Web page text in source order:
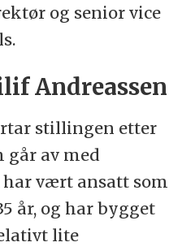
og senior vice
Andreassen
stillingen etter
går av med
har vært ansatt som
år, og har bygget
lite